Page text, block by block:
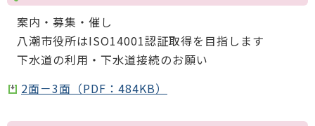
案内・募集・催し
八潮市役所はISO14001認証取得を目指します
下水道の利用・下水道接続のお願い
2面－3面（PDF：484KB）